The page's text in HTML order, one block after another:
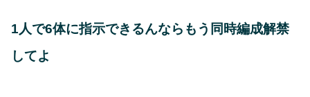
1人で6体に指示できるんならもう同時編成解禁
してよ